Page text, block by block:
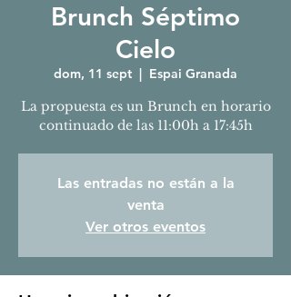
Brunch Séptimo
Cielo
dom, 11 sept
  |
Espai Granada
La propuesta es un Brunch en horario
continuado de las 11:00h a 17:45h
Las entradas no están a la
venta
Ver otros eventos